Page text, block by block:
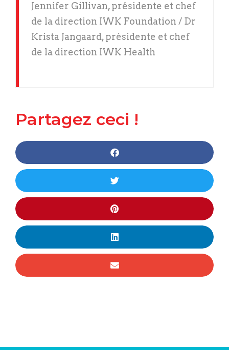
Jennifer Gillivan, présidente et chef
de la direction IWK Foundation / Dr
Krista Jangaard, présidente et chef
de la direction IWK Health
Partagez ceci !